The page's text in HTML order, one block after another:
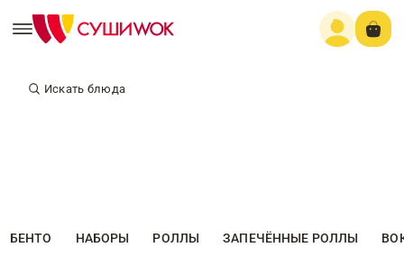
Искать блюда
БЕНТО НАБОРЫ РОЛЛЫ ЗАПЕЧЁННЫЕ РОЛЛЫ